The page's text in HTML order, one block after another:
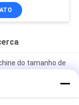
do tamanho de
de malha